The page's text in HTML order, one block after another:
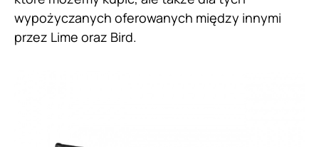
wypożyczanych oferowanych między innymi
przez Lime oraz Bird.